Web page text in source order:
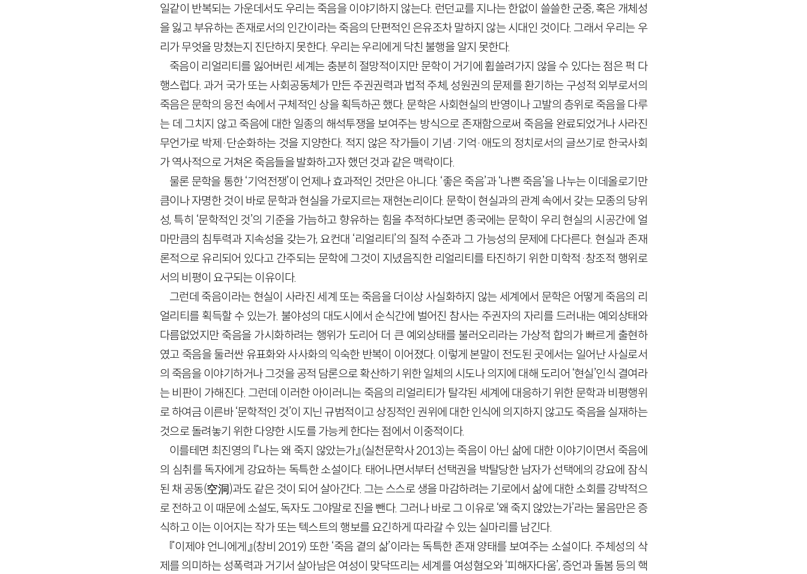
일같이 반복되는 가운데서도 우리는 죽음을 이야기하지 않는다. 런던교를 지나는 한없이 쓸쓸한 군중, 혹은 개체성
을 잃고 부유하는 존재로서의 인간이라는 죽음의 단편적인 은유조차 말하지 않는 시대인 것이다. 그래서 우리는 우
리가 무엇을 망쳤는지 진단하지 못한다. 우리는 우리에게 닥친 불행을 알지 못한다.
죽음이 리얼리티를 잃어버린 세계는 충분히 절망적이지만 문학이 거기에 휩쓸려가지 않을 수 있다는 점은 퍽 다
행스럽다. 과거 국가 또는 사회공동체가 만든 주권권력과 법적 주체, 성원권의 문제를 환기하는 구성적 외부로서의
죽음은 문학의 응전 속에서 구체적인 상을 획득하곤 했다. 문학은 사회현실의 반영이나 고발의 층위로 죽음을 다루
는 데 그치지 않고 죽음에 대한 일종의 해석투쟁을 보여주는 방식으로 존재함으로써 죽음을 완료되었거나 사라진
무언가로 박제·단순화하는 것을 지양한다. 적지 않은 작가들이 기념·기억·애도의 정치로서의 글쓰기로 한국사회
가 역사적으로 거쳐온 죽음들을 발화하고자 했던 것과 같은 맥락이다.
물론 문학을 통한 ‘기억전쟁’이 언제나 효과적인 것만은 아니다. ‘좋은 죽음’과 ‘나쁜 죽음’을 나누는 이데올로기만
큼이나 자명한 것이 바로 문학과 현실을 가로지르는 재현논리이다. 문학이 현실과의 관계 속에서 갖는 모종의 당위
성, 특히 ‘문학적인 것’의 기준을 가늠하고 향유하는 힘을 추적하다보면 종국에는 문학이 우리 현실의 시공간에 얼
마만큼의 침투력과 지속성을 갖는가, 요컨대 ‘리얼리티’의 질적 수준과 그 가능성의 문제에 다다른다. 현실과 존재
론적으로 유리되어 있다고 간주되는 문학에 그것이 지녔음직한 리얼리티를 타진하기 위한 미학적·창조적 행위로
서의 비평이 요구되는 이유이다.
그런데 죽음이라는 현실이 사라진 세계 또는 죽음을 더이상 사실화하지 않는 세계에서 문학은 어떻게 죽음의 리
얼리티를 획득할 수 있는가. 불야성의 대도시에서 순식간에 벌어진 참사는 주권자의 자리를 드러내는 예외상태와
다름없었지만 죽음을 가시화하려는 행위가 도리어 더 큰 예외상태를 불러오리라는 가상적 합의가 빠르게 출현하
였고 죽음을 둘러싼 유표화와 사사화의 익숙한 반복이 이어졌다. 이렇게 본말이 전도된 곳에서는 일어난 사실로서
의 죽음을 이야기하거나 그것을 공적 담론으로 확산하기 위한 일체의 시도나 의지에 대해 도리어 ‘현실’인식 결여라
는 비판이 가해진다. 그런데 이러한 아이러니는 죽음의 리얼리티가 탈각된 세계에 대응하기 위한 문학과 비평행위
로 하여금 이른바 ‘문학적인 것’이 지닌 규범적이고 상징적인 권위에 대한 인식에 의지하지 않고도 죽음을 실재하는
것으로 돌려놓기 위한 다양한 시도를 가능케 한다는 점에서 이중적이다.
이를테면 최진영의 『나는 왜 죽지 않았는가』(실천문학사 2013)는 죽음이 아닌 삶에 대한 이야기이면서 죽음에
의 심취를 독자에게 강요하는 독특한 소설이다. 태어나면서부터 선택권을 박탈당한 남자가 선택에의 강요에 잠식
된 채 공동(空洞)과도 같은 것이 되어 살아간다. 그는 스스로 생을 마감하려는 기로에서 삶에 대한 소회를 강박적으
로 전하고 이 때문에 소설도, 독자도 그야말로 진을 뺀다. 그러나 바로 그 이유로 ‘왜 죽지 않았는가’라는 물음만은 증
식하고 이는 이어지는 작가 또는 텍스트의 행보를 요긴하게 따라갈 수 있는 실마리를 남긴다.
『이제야 언니에게』(창비 2019) 또한 ‘죽음 곁의 삶’이라는 독특한 존재 양태를 보여주는 소설이다. 주체성의 삭
제를 의미하는 성폭력과 거기서 살아남은 여성이 맞닥뜨리는 세계를 여성혐오와 ‘피해자다움’, 증언과 돌봄 등의 핵